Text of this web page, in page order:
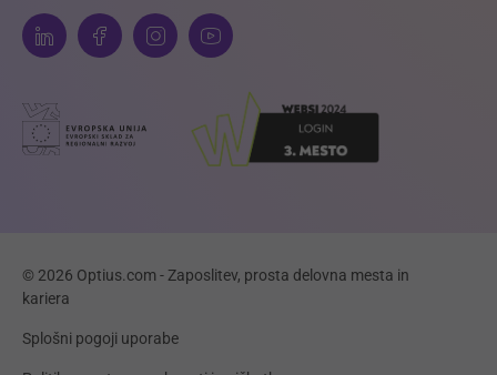
© 2026 Optius.com - Zaposlitev, prosta delovna mesta in
kariera
Splošni pogoji uporabe